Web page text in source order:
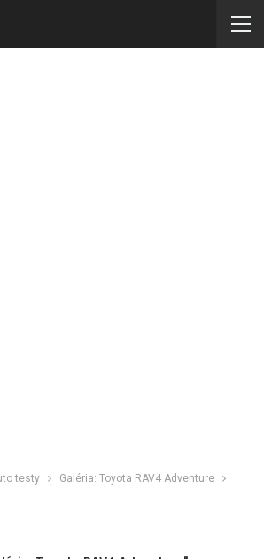
testy Galéria: Toyota RAV4 Adventure